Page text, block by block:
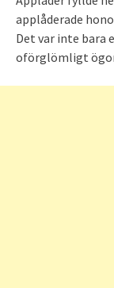
applåderade
Det var inte
oförglömligt